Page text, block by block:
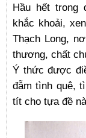
Hầu hết trong
khắc khoải,
Thạch Long,
thương, chất
Ý thức được
đẫm tình quê,
tít cho tựa đề